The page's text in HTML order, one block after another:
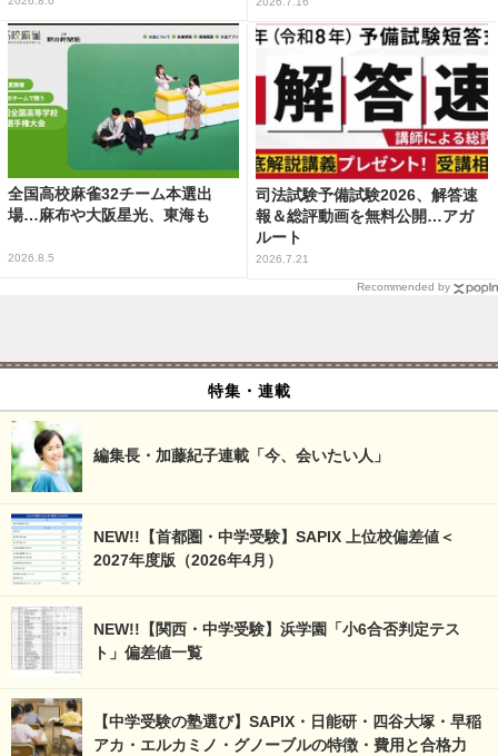
全国高校麻雀32チーム本選出
場…麻布や大阪星光、東海も
2026.8.5
司法試験予備試験2026、解答速
報＆総評動画を無料公開…アガ
ルート
2026.7.21
Recommended by
特集・連載
編集長・加藤紀子連載「今、会いたい人」
NEW!!【首都圏・中学受験】SAPIX 上位校偏差値＜
2027年度版（2026年4月）
NEW!!【関西・中学受験】浜学園「小6合否判定テス
ト」偏差値一覧
【中学受験の塾選び】SAPIX・日能研・四谷大塚・早稲
アカ・エルカミノ・グノーブルの特徴・費用と合格力